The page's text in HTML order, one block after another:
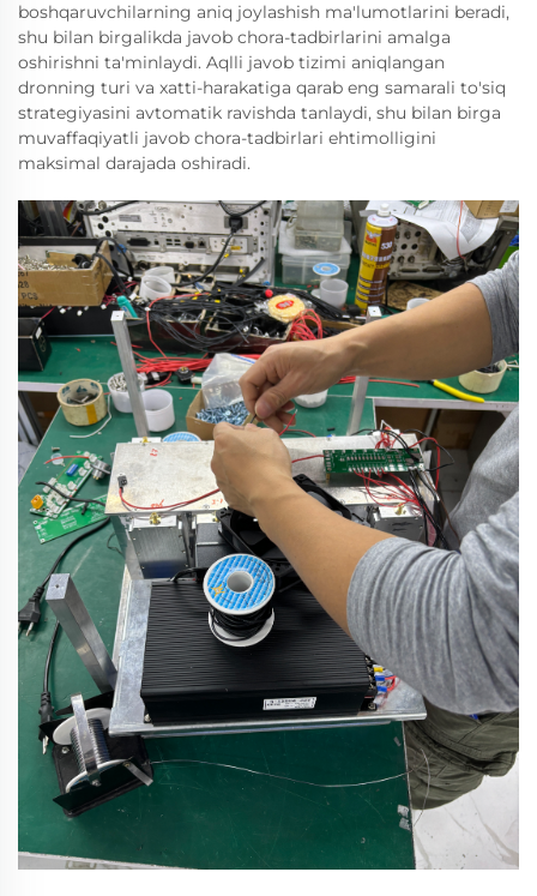
boshqaruvchilarning aniq joylashish ma'lumotlarini beradi,
shu bilan birgalikda javob chora-tadbirlarini amalga
oshirishni ta'minlaydi. Aqlli javob tizimi aniqlangan
dronning turi va xatti-harakatiga qarab eng samarali to'siq
strategiyasini avtomatik ravishda tanlaydi, shu bilan birga
muvaffaqiyatli javob chora-tadbirlari ehtimolligini
maksimal darajada oshiradi.